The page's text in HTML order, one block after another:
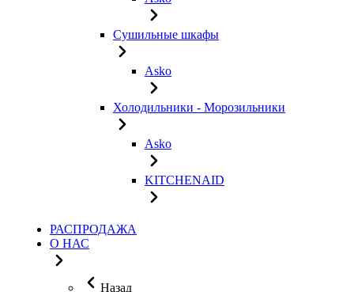
Сушильные шкафы
Asko
Холодильники - Морозильники
Asko
KITCHENAID
РАСПРОДАЖА
О НАС
Назад